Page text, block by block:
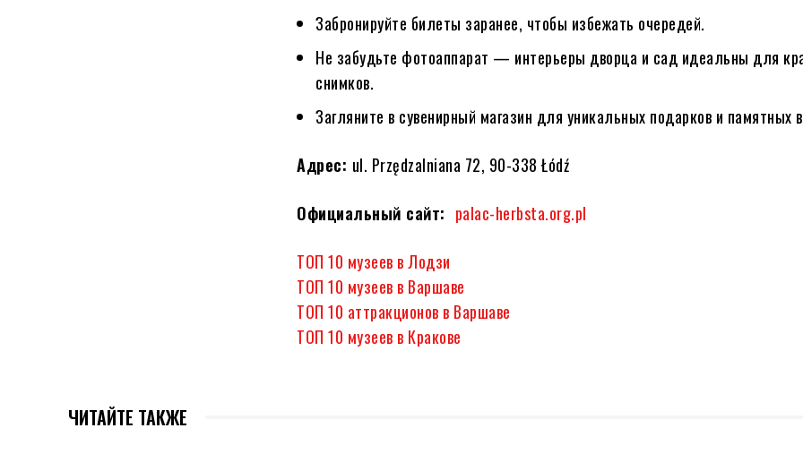
Забронируйте билеты заранее, чтобы избежать очередей.
Не забудьте фотоаппарат — интерьеры дворца и сад идеальны для
снимков.
Загляните в сувенирный магазин для уникальных подарков и памятных
Адрес: ul. Przędzalniana 72, 90-338 Łódź
Официальный сайт: palac-herbsta.org.pl
ТОП 10 музеев в Лодзи
ТОП 10 музеев в Варшаве
ТОП 10 аттракционов в Варшаве
ТОП 10 музеев в Кракове
ЧИТАЙТЕ ТАКЖЕ